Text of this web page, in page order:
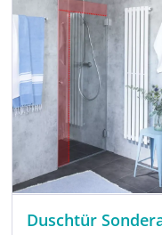
Duschtür